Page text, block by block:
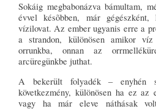
Sokáig megbabonázva bámultam,
évvel késõbben, már
vízilovat. Az ember ugyanis erre a
a strandon, különösen amikor
orrunkba, onnan az
arcüregünkbe juthat.
A bekerült folyadék –
következmény, különösen ha ez az
vagy ha már eleve náthásak